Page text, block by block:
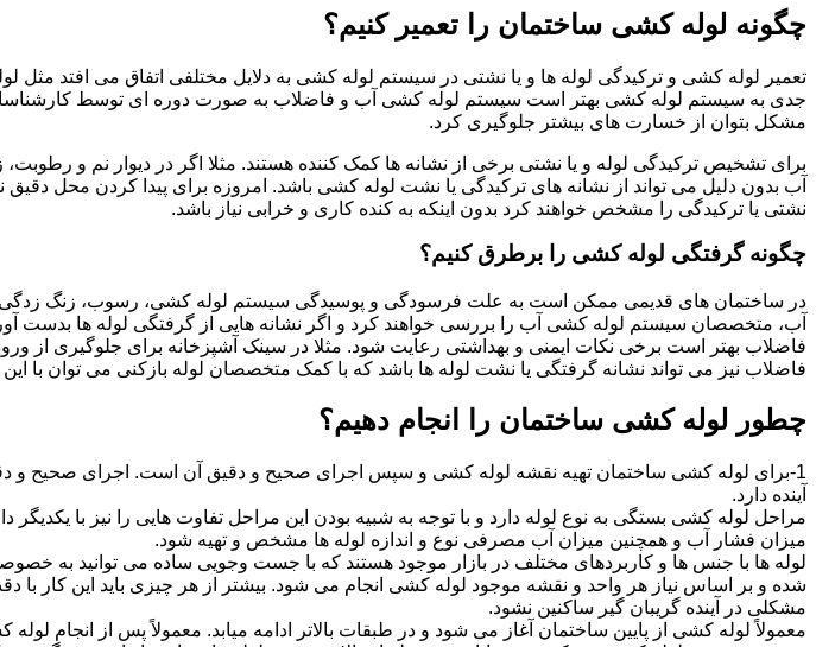
چگونه لوله کشی ساختمان را تعمیر کنیم؟
تعمیر لوله کشی و ترکیدگی لوله ها و یا نشتی در سیستم لوله کشی به دلایل مختلفی اتفاق می افتد مثل
جدی به سیستم لوله کشی بهتر است سیستم لوله کشی آب و فاضلاب به صورت دوره ای توسط
مشکل بتوان از خسارت های بیشتر جلوگیری کرد.
برای تشخیص ترکیدگی لوله و یا نشتی برخی از نشانه ها کمک کننده هستند. مثلا اگر در دیوار نم و
آب بدون دلیل می تواند از نشانه های ترکیدگی یا نشت لوله کشی باشد. امروزه برای پیدا کردن محل
نشتی یا ترکیدگی را مشخص خواهند کرد بدون اینکه به کنده کاری و خرابی نیاز باشد.
چگونه گرفتگی لوله کشی را برطرق کنیم؟
در ساختمان های قدیمی ممکن است به علت فرسودگی و پوسیدگی سیستم لوله کشی، رسوب، زنگ
آب، متخصصان سیستم لوله کشی آب را بررسی خواهند کرد و اگر نشانه هایی از گرفتگی لوله ها بدست
فاضلاب بهتر است برخی نکات ایمنی و بهداشتی رعایت شود. مثلا در سینک آشپزخانه برای جلوگیری از
فاضلاب نیز می تواند نشانه گرفتگی یا نشت لوله ها باشد که با کمک متخصصان لوله بازکنی می توان با
چطور لوله کشی ساختمان را انجام دهیم؟
1-برای لوله کشی ساختمان تهیه نقشه لوله کشی و سپس اجرای صحیح و دقیق آن است. اجرای صحیح و
آینده دارد.
مراحل لوله کشی بستگی به نوع لوله دارد و با توجه به شبیه بودن این مراحل تفاوت هایی را نیز با یکدیگر
میزان فشار آب و همچنین میزان آب مصرفی نوع و اندازه لوله ها مشخص و تهیه شود.
لوله ها با جنس ها و کاربردهای مختلف در بازار موجود هستند که با جست وجویی ساده می توانید به
شده و بر اساس نیاز هر واحد و نقشه موجود لوله کشی انجام می شود. بیشتر از هر چیزی باید این کار
مشکلی در آینده گریبان گیر ساکنین نشود.
معمولاً لوله کشی از پایین ساختمان آغاز می شود و در طبقات بالاتر ادامه میابد. معمولاً پس از انجام